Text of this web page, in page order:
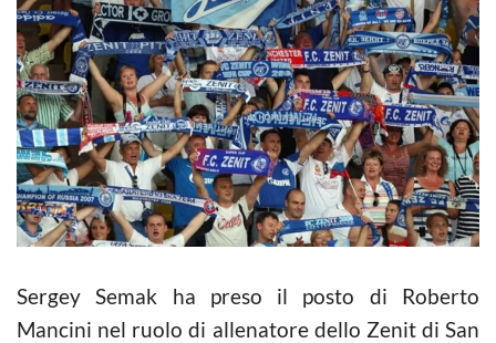
Sergey Semak ha preso il posto di Roberto
Mancini nel ruolo di allenatore dello Zenit di San